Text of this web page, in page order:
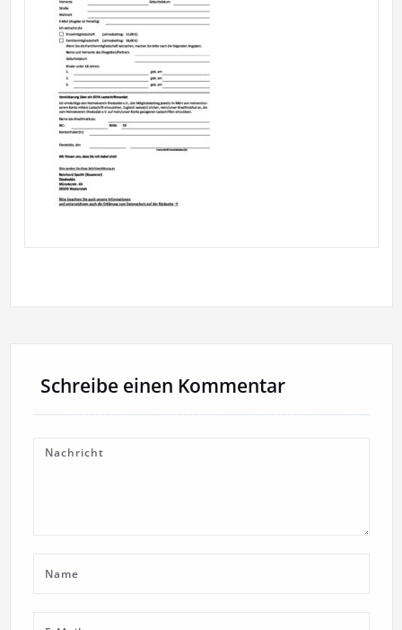
Schreibe einen Kommentar